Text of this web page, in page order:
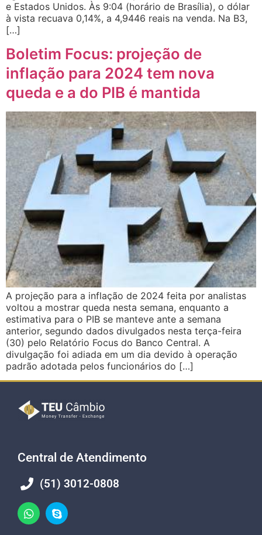
e Estados Unidos. Às 9:04 (horário de Brasília), o dólar
à vista recuava 0,14%, a 4,9446 reais na venda. Na B3,
[…]
Boletim Focus: projeção de
inflação para 2024 tem nova
queda e a do PIB é mantida
A projeção para a inflação de 2024 feita por analistas
voltou a mostrar queda nesta semana, enquanto a
estimativa para o PIB se manteve ante a semana
anterior, segundo dados divulgados nesta terça-feira
(30) pelo Relatório Focus do Banco Central. A
divulgação foi adiada em um dia devido à operação
padrão adotada pelos funcionários do […]
Central de Atendimento
(51) 3012-0808